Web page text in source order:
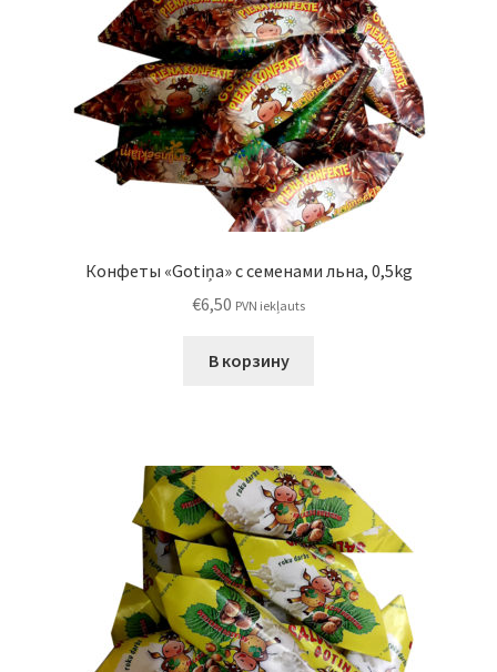
Конфеты «Gotiņa» с семенами льна, 0,5kg
€6,50 PVN iekļauts
В корзину